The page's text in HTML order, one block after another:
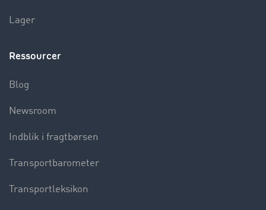
Lager
Ressourcer
Blog
Newsroom
Indblik i fragtbørsen
Transportbarometer
Transportleksikon